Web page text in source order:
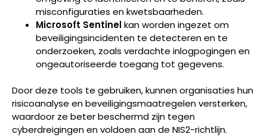
misconfiguraties en kwetsbaarheden.
Microsoft Sentinelkan worden ingezet om
beveiligingsincidenten te detecteren en te
onderzoeken, zoals verdachte inlogpogingen en
ongeautoriseerde toegang tot gegevens.
Door deze tools te gebruiken, kunnen organisaties hun
risicoanalyse en beveiligingsmaatregelen versterken,
waardoor ze beter beschermd zijn tegen
cyberdreigingen en voldoen aan de NIS2-richtlijn.